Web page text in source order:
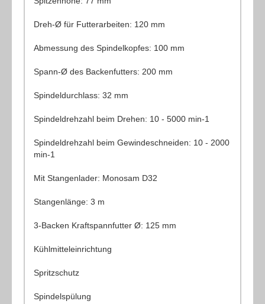
Dreh-Ø für Futterarbeiten: 120 mm
Abmessung des Spindelkopfes: 100 mm
Spann-Ø des Backenfutters: 200 mm
Spindeldurchlass: 32 mm
Spindeldrehzahl beim Drehen: 10 - 5000 min-1
Spindeldrehzahl beim Gewindeschneiden: 10 - 2000
min-1
Mit Stangenlader: Monosam D32
Stangenlänge: 3 m
3-Backen Kraftspannfutter Ø: 125 mm
Kühlmitteleinrichtung
Spritzschutz
Spindelspülung